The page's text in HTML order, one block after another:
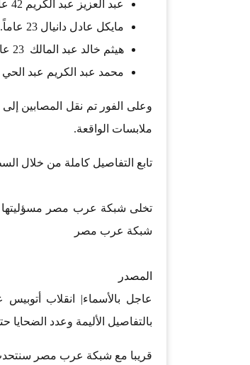
عبد العزيز عبد الكريم 42 عاماً.
مايكل عادل دانيال 23 عاماً.
هيثم خالد عبد المالك 23 عاماً.
محمد عبد الكريم عبد الحي 30 عاماً
وعلى الفور تم نقل المصابين
ملابسات الواقعة.
تابع التفاصيل كاملة من خلال
تخلى شبكة عرب مصر مسؤليتها
شبكة عرب مصر
المصدر
بالتفاصيل الأليمة وعدد الضحايا
قريبا مع شبكة عرب مصر